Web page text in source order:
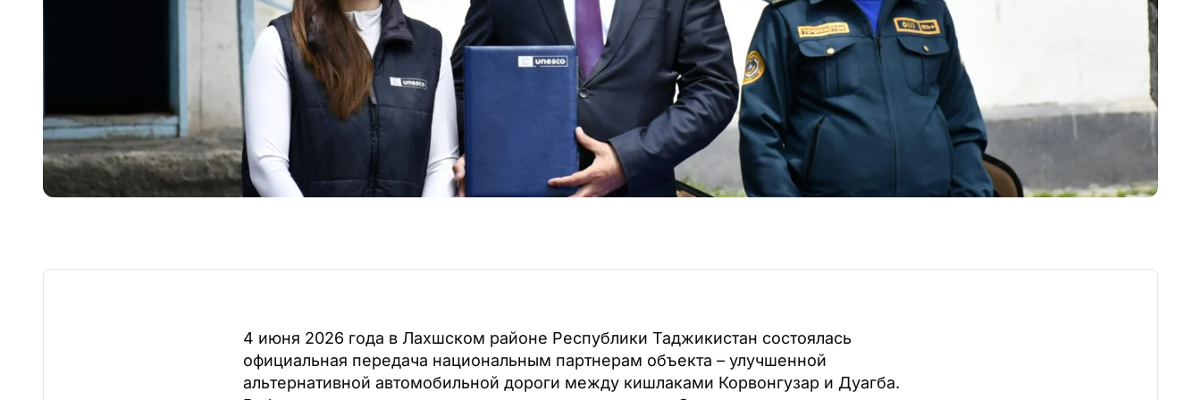
4 июня 2026 года в Лахшском районе Республики Таджикистан состоялась
официальная передача национальным партнерам объекта – улучшенной
альтернативной автомобильной дороги между кишлаками Корвонгузар и Дуагба.